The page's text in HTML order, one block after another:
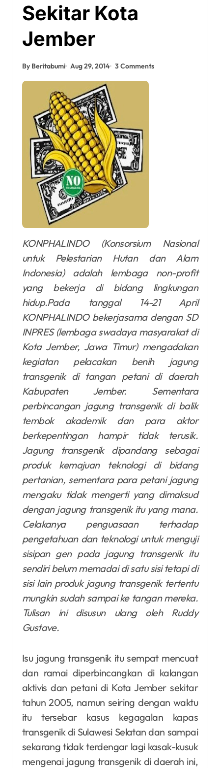
Sekitar Kota
Jember
By Beritabumi Aug 29, 2014 3 Comments
KONPHALINDO (Konsorsium Nasional
untuk Pelestarian Hutan dan Alam
Indonesia) adalah lembaga non-profit
yang bekerja di bidang lingkungan
hidup.Pada tanggal 14-21 April
KONPHALINDO bekerjasama dengan SD
INPRES (lembaga swadaya masyarakat di
Kota Jember, Jawa Timur) mengadakan
kegiatan pelacakan benih jagung
transgenik di tangan petani di daerah
Kabupaten Jember. Sementara
perbincangan jagung transgenik di balik
tembok akademik dan para aktor
berkepentingan hampir tidak terusik.
Jagung transgenik dipandang sebagai
produk kemajuan teknologi di bidang
pertanian, sementara para petani jagung
mengaku tidak mengerti yang dimaksud
dengan jagung transgenik itu yang mana.
Celakanya penguasaan terhadap
pengetahuan dan teknologi untuk menguji
sisipan gen pada jagung transgenik itu
sendiri belum memadai di satu sisi tetapi di
sisi lain produk jagung transgenik tertentu
mungkin sudah sampai ke tangan mereka.
Tulisan ini disusun ulang oleh Ruddy
Gustave.
Isu jagung transgenik itu sempat mencuat
dan ramai diperbincangkan di kalangan
aktivis dan petani di Kota Jember sekitar
tahun 2005, namun seiring dengan waktu
itu tersebar kasus kegagalan kapas
transgenik di Sulawesi Selatan dan sampai
sekarang tidak terdengar lagi kasak-kusuk
mengenai jagung transgenik di daerah ini,